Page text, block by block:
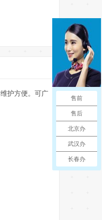
护方便。可广
售前
售后
北京办
武汉办
长春办